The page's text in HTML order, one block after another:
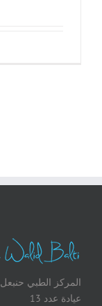
المركز الطبي حنبعل
عيادة عدد 13